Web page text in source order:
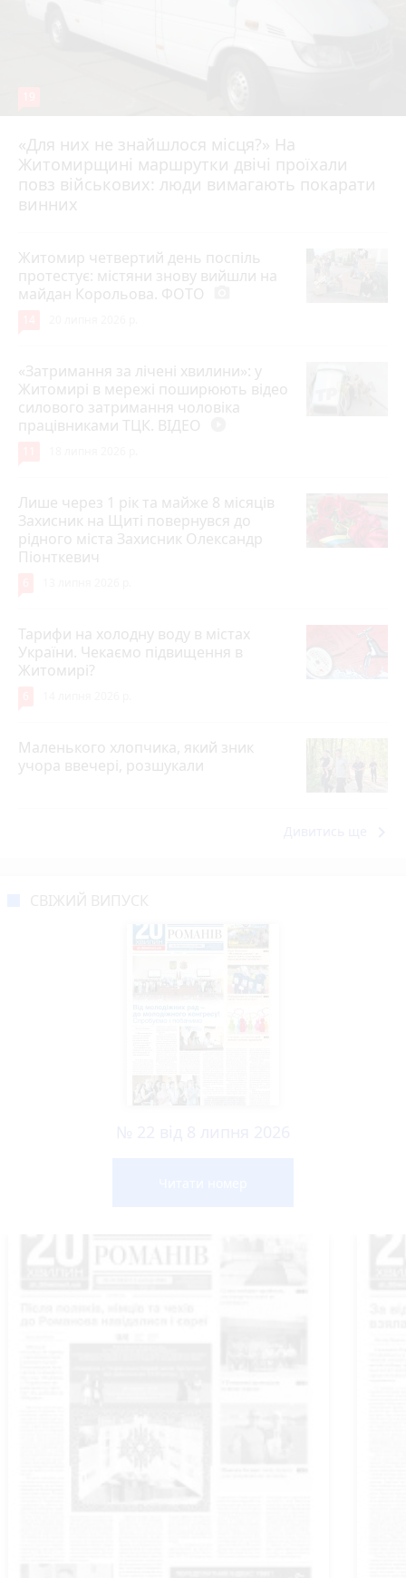
«Для них не знайшлося місця?» На
Житомирщині маршрутки двічі проїхали
повз військових: люди вимагають покарати
винних
17 липня 2026 р.
Житомир четвертий день поспіль
протестує: містяни знову вийшли на
майдан Корольова. ФОТО
«Затримання за лічені хвилини»: у
Житомирі в мережі поширюють відео
силового затримання чоловіка
працівниками ТЦК. ВІДЕО
Лише через 1 рік та майже 8 місяців
Захисник на Щиті повернувся до
рідного міста Захисник Олександр
Піонткевич
Тарифи на холодну воду в містах
України. Чекаємо підвищення в
Житомирі?
Маленького хлопчика, який зник
учора ввечері, розшукали